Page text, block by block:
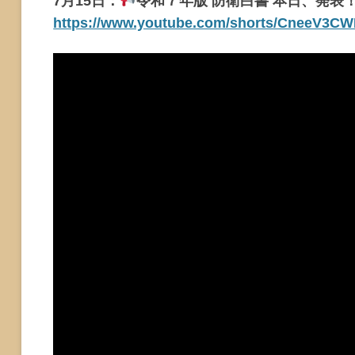
https://www.youtube.com/shorts/